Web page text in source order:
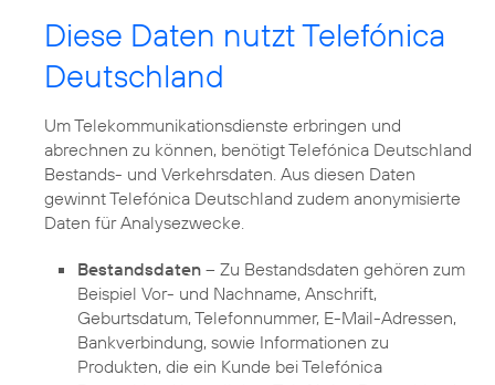
Diese Daten nutzt Telefónica
Deutschland
Um Telekommunikationsdienste erbringen und
abrechnen zu können, benötigt Telefónica Deutschland
Bestands- und Verkehrsdaten. Aus diesen Daten
gewinnt Telefónica Deutschland zudem anonymisierte
Daten für Analysezwecke.
Bestandsdaten – Zu Bestandsdaten gehören zum
Beispiel Vor- und Nachname, Anschrift,
Geburtsdatum, Telefonnummer, E-Mail-Adressen,
Bankverbindung, sowie Informationen zu
Produkten, die ein Kunde bei Telefónica